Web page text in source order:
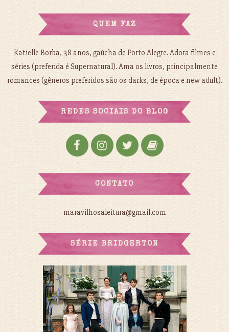
QUEM FAZ
Katielle Borba, 38 anos, gaúcha de Porto Alegre. Adora filmes e
séries (preferida é Supernatural). Ama os livros, principalmente
romances (gêneros preferidos são os darks, de época e new adult).
REDES SOCIAIS DO BLOG
CONTATO
maravilhosaleitura@gmail.com
SÉRIE BRIDGERTON